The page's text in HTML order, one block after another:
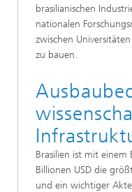
brasilianischen
nationalen
zwischen
zu bauen.
Brasilien ist mit
Billionen USD die
und ein wichtiger